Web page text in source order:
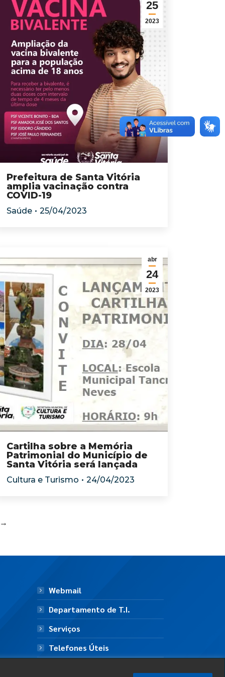
25
2023
Prefeitura de Santa Vitória
amplia vacinação contra
COVID-19
Saúde 25/04/2023
abr
24
2023
Cartilha sobre a Memória
Patrimonial do Município de
Santa Vitória será lançada
Cultura e Turismo 24/04/2023
→
Webmail
Departamento de T.I.
Serviços
Telefones Úteis